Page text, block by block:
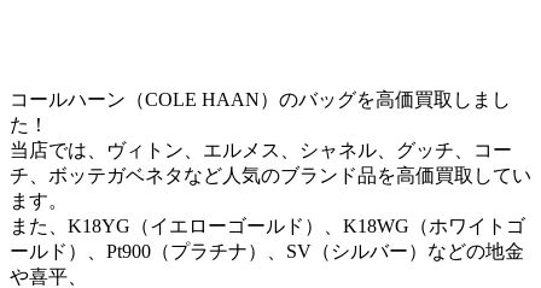
コールハーン（COLE HAAN）のバッグを高価買取しまし
た！
当店では、ヴィトン、エルメス、シャネル、グッチ、コー
チ、ボッテガベネタなど人気のブランド品を高価買取してい
ます。
また、K18YG（イエローゴールド）、K18WG（ホワイトゴ
ールド）、Pt900（プラチナ）、SV（シルバー）などの地金
や喜平、